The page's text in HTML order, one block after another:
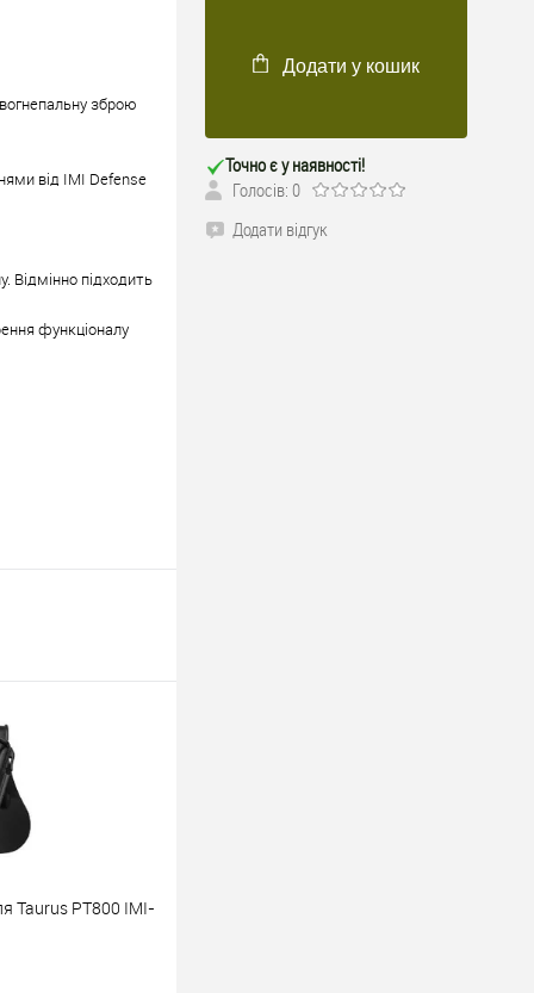
зброю
від IMI Defense
Відмінно підходить
функціоналу
Taurus PT800 IMI-
Додати у кошик
Точно є у наявності!
Голосів: 0
Додати відгук